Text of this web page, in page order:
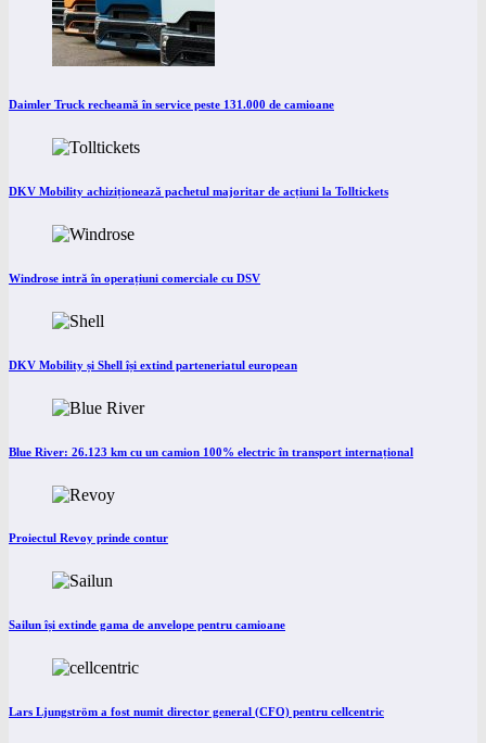
Daimler Truck recheamă în service peste 131.000 de camioane
DKV Mobility achiziționează pachetul majoritar de acțiuni la Tolltickets
Windrose intră în operațiuni comerciale cu DSV
DKV Mobility și Shell își extind parteneriatul european
Blue River: 26.123 km cu un camion 100% electric în transport internațional
Proiectul Revoy prinde contur
Sailun își extinde gama de anvelope pentru camioane
Lars Ljungström a fost numit director general (CFO) pentru cellcentric